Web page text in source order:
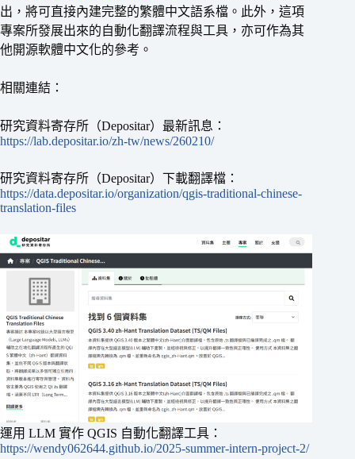
出，將可直接內建完整的繁體中文語系檔。此外，這項
專案所發展出來的自動化翻譯流程與工具，亦可作為其
他開源軟體中文化的參考。
相關連結：
研究資料寄存所（Depositar）最新訊息：
https://lab.depositar.io/zh-tw/news/260210/
研究資料寄存所（Depositar）下載翻譯檔：
https://data.depositar.io/organization/qgis-traditional-chinese-
translation-files
運用 LLM 實作 QGIS 自動化翻譯工具：
https://wendy062644.github.io/2025-summer-intern-project-2/